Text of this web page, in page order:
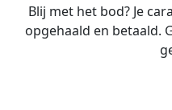
Blij met het bod? Je
opgehaald en betaald.